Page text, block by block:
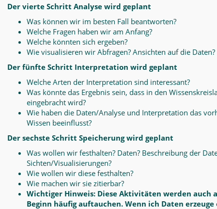
Der vierte Schritt Analyse wird geplant
Was können wir im besten Fall beantworten?
Welche Fragen haben wir am Anfang?
Welche könnten sich ergeben?
Wie visualisieren wir Abfragen? Ansichten auf die Daten?
Der fünfte Schritt Interpretation wird geplant
Welche Arten der Interpretation sind interessant?
Was könnte das Ergebnis sein, dass in den
eingebracht wird?
Wie haben die Daten/Analyse und Interpretation das
Wissen beeinflusst?
Der sechste Schritt Speicherung wird geplant
Was wollen wir festhalten? Daten? Beschreibung der
Sichten/Visualisierungen?
Wie wollen wir diese festhalten?
Wie machen wir sie zitierbar?
Wichtiger Hinweis: Diese Aktivitäten werden auch
Beginn häufig auftauchen. Wenn ich Daten erzeuge